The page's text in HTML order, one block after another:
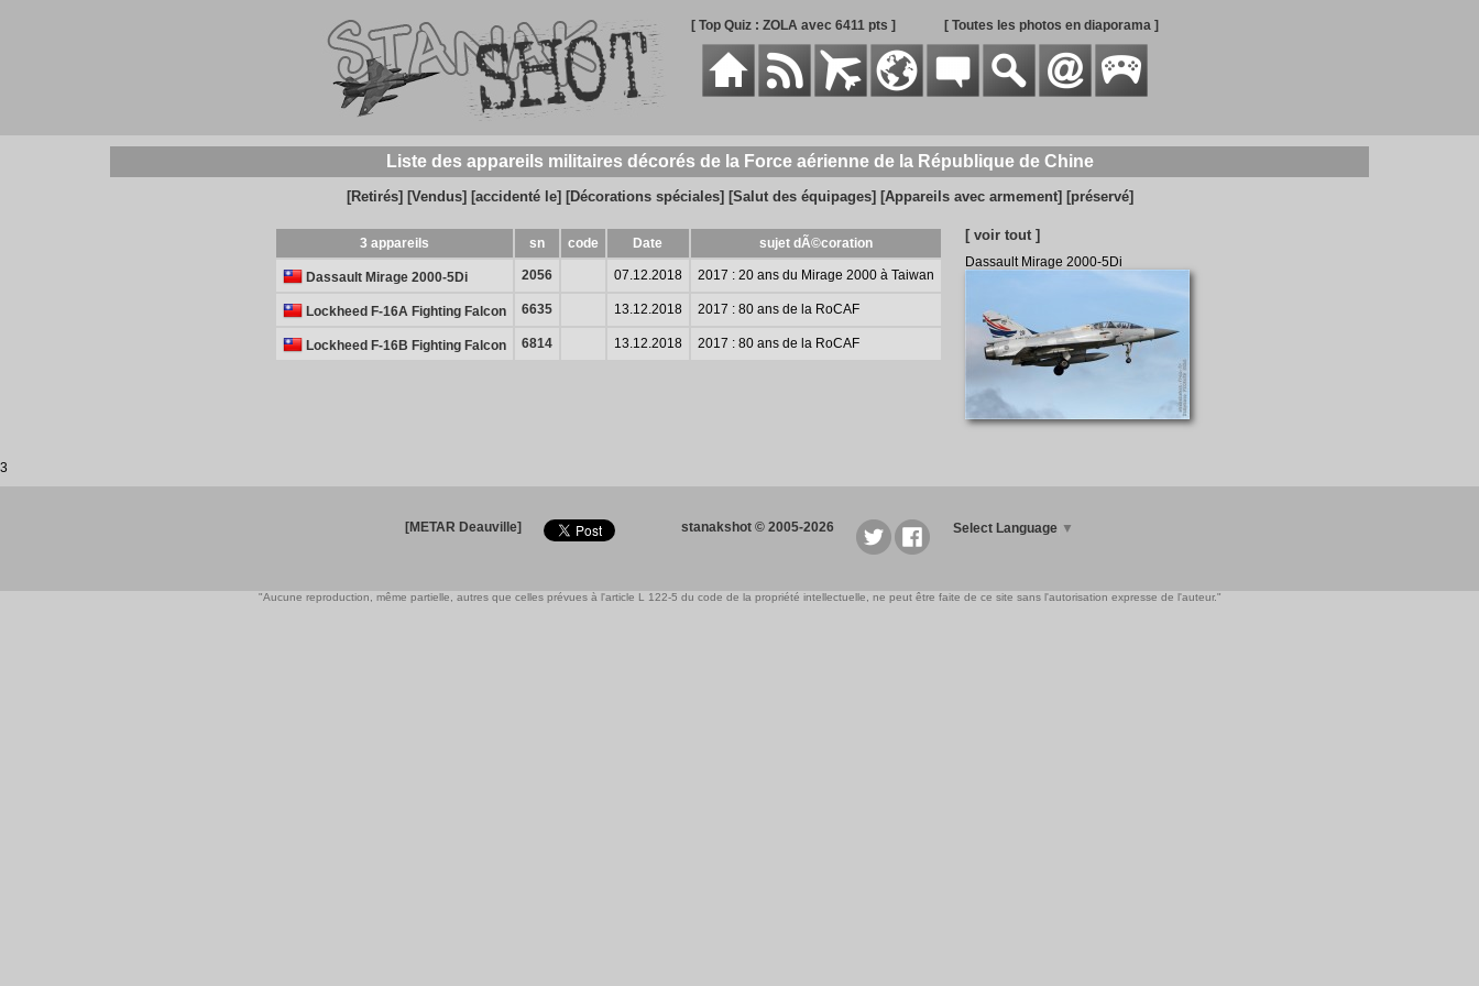
[ Top Quiz : ZOLA avec 6411 pts ] [ Toutes les photos en diaporama ]
Liste des appareils militaires décorés de la Force aérienne de la République de Chine
[Retirés] [Vendus] [accidenté le] [Décorations spéciales] [Salut des équipages] [Appareils avec armement] [préservé]
3 appareils sn code Date sujet dÃ©coration
Dassault Mirage 2000-5Di 2056 07.12.2018 2017 : 20 ans du Mirage 2000 à Taiwan
Lockheed F-16A Fighting Falcon 6635 13.12.2018 2017 : 80 ans de la RoCAF
Lockheed F-16B Fighting Falcon 6814 13.12.2018 2017 : 80 ans de la RoCAF
[ voir tout ]
Dassault Mirage 2000-5Di
3
[METAR Deauville] stanakshot © 2005-2026 Select Language ▼
"Aucune reproduction, même partielle, autres que celles prévues à l'article L 122-5 du code de la propriété intellectuelle, ne peut être faite de ce site sans l'autorisation expresse de l'auteur."